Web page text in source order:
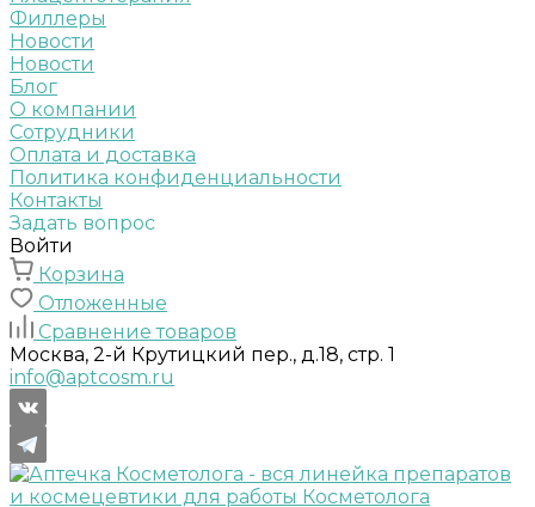
Филлеры
Новости
Новости
Блог
О компании
Сотрудники
Оплата и доставка
Политика конфиденциальности
Контакты
Задать вопрос
Войти
Корзина
Отложенные
Сравнение товаров
Москва, 2-й Крутицкий пер., д.18, стр. 1
info@aptcosm.ru